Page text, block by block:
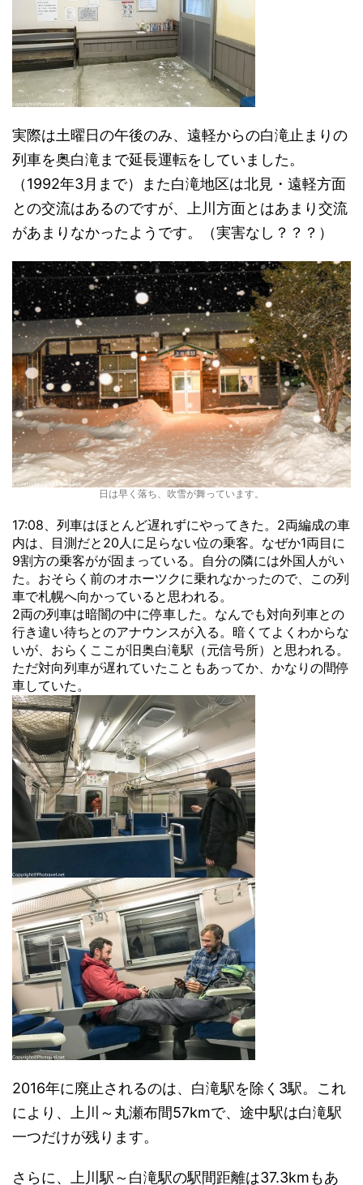
実際は土曜日の午後のみ、遠軽からの白滝止まりの
列車を奥白滝まで延長運転をしていました。
（1992年3月まで）また白滝地区は北見・遠軽方面
との交流はあるのですが、上川方面とはあまり交流
があまりなかったようです。（実害なし？？？）
日は早く落ち、吹雪が舞っています。
17:08、列車はほとんど遅れずにやってきた。2両編成の車
内は、目測だと20人に足らない位の乗客。なぜか1両目に
9割方の乗客がが固まっている。自分の隣には外国人がい
た。おそらく前のオホーツクに乗れなかったので、この列
車で札幌へ向かっていると思われる。
2両の列車は暗闇の中に停車した。なんでも対向列車との
行き違い待ちとのアナウンスが入る。暗くてよくわからな
いが、おらくここが旧奥白滝駅（元信号所）と思われる。
ただ対向列車が遅れていたこともあってか、かなりの間停
車していた。
2016年に廃止されるのは、白滝駅を除く3駅。これ
により、上川～丸瀬布間57kmで、途中駅は白滝駅
一つだけが残ります。
さらに、上川駅～白滝駅の駅間距離は37.3kmもあ